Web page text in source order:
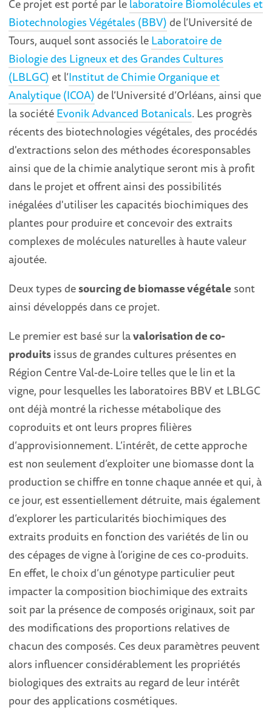
Ce projet est porté par lelaboratoire Biomolécules et
Biotechnologies Végétales (BBV) de l’Université de
Tours, auquel sont associés leLaboratoire de
Biologie des Ligneux et des Grandes Cultures
(LBLGC) et l’Institut de Chimie Organique et
Analytique (ICOA) de l’Université d’Orléans, ainsi que
la sociétéEvonik Advanced Botanicals. Les progrès
récents des biotechnologies végétales, des procédés
d'extractions selon des méthodes écoresponsables
ainsi que de la chimie analytique seront mis à profit
dans le projet et offrent ainsi des possibilités
inégalées d'utiliser les capacités biochimiques des
plantes pour produire et concevoir des extraits
complexes de molécules naturelles à haute valeur
ajoutée.
Deux types desourcing de biomasse végétale sont
ainsi développés dans ce projet.
Le premier est basé sur lavalorisation de co-
produitsissus de grandes cultures présentes en
Région Centre Val-de-Loire telles que le lin et la
vigne, pour lesquelles les laboratoires BBV et LBLGC
ont déjà montré la richesse métabolique des
coproduits et ont leurs propres filières
d’approvisionnement. L’intérêt, de cette approche
est non seulement d’exploiter une biomasse dont la
production se chiffre en tonne chaque année et qui, à
ce jour, est essentiellement détruite, mais également
d’explorer les particularités biochimiques des
extraits produits en fonction des variétés de lin ou
des cépages de vigne à l’origine de ces co-produits.
En effet, le choix d’un génotype particulier peut
impacter la composition biochimique des extraits
soit par la présence de composés originaux, soit par
des modifications des proportions relatives de
chacun des composés. Ces deux paramètres peuvent
alors influencer considérablement les propriétés
biologiques des extraits au regard de leur intérêt
pour des applications cosmétiques.